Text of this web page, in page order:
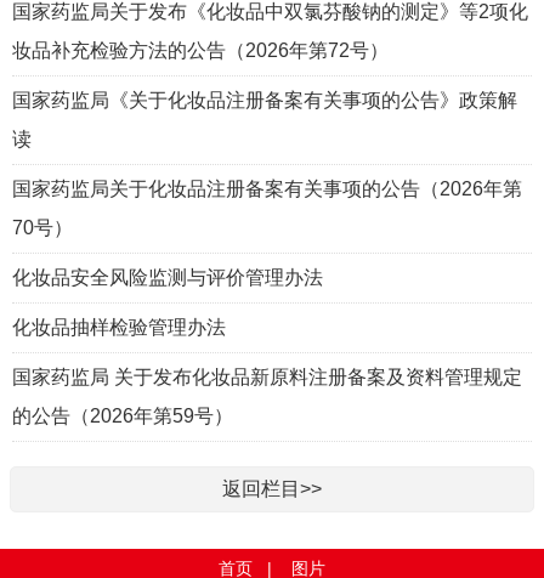
国家药监局关于发布《化妆品中双氯芬酸钠的测定》等2项化
妆品补充检验方法的公告（2026年第72号）
国家药监局《关于化妆品注册备案有关事项的公告》政策解
读
国家药监局关于化妆品注册备案有关事项的公告（2026年第
70号）
化妆品安全风险监测与评价管理办法
化妆品抽样检验管理办法
国家药监局 关于发布化妆品新原料注册备案及资料管理规定
的公告（2026年第59号）
返回栏目>>
首页 | 图片